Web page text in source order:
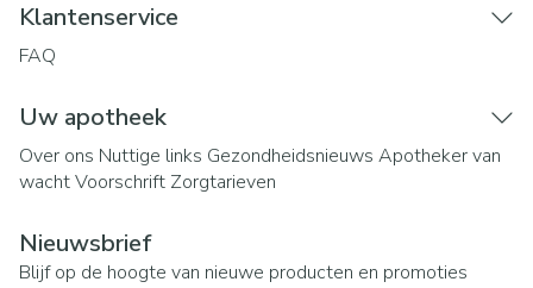
Klantenservice
FAQ
Uw apotheek
Over ons Nuttige links Gezondheidsnieuws Apotheker van
wachtVoorschrift Zorgtarieven
Nieuwsbrief
Blijf op de hoogte van nieuwe producten en promoties